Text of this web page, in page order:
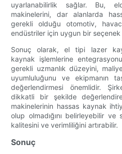
uyarlanabilirlik sağlar. Bu,
makinelerini, dar alanlarda
gerekli olduğu otomotiv,
endüstriler için uygun bir seçenek
Sonuç olarak, el tipi lazer
kaynak işlemlerine
gerekli uzmanlık düzeyini,
uyumluluğunu ve ekipmanın
değerlendirmesi önemlidir.
dikkatli bir şekilde
makinelerinin hassas kaynak
olup olmadığını belirleyebilir
kalitesini ve verimliliğini artırabilir.
Sonuç